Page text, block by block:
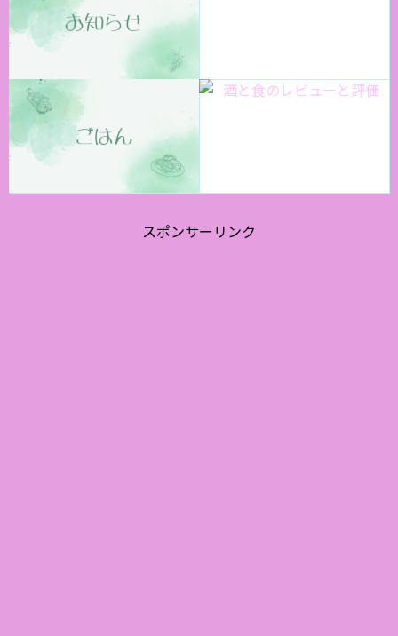
スポンサーリンク